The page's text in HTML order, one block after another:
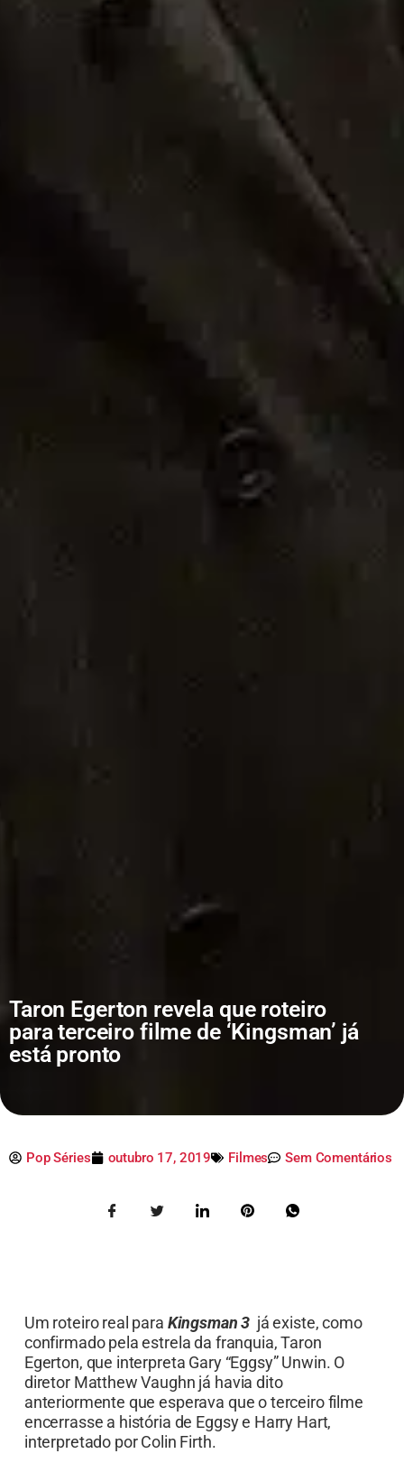
Taron Egerton revela que roteiro
para terceiro filme de ‘Kingsman’ já
está pronto
Pop Séries outubro 17, 2019 Filmes Sem Comentários
Um roteiro real para Kingsman 3 já existe, como
confirmado pela estrela da franquia, Taron
Egerton, que interpreta Gary “Eggsy” Unwin. O
diretor Matthew Vaughn já havia dito
anteriormente que esperava que o terceiro filme
encerrasse a história de Eggsy e Harry Hart,
interpretado por Colin Firth.